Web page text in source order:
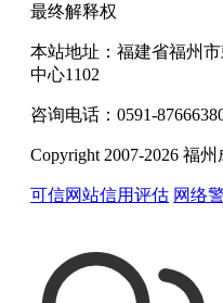
最终解释权
本站地址：福建省福州
中心1102
咨询电话：0591-
Copyright 2007-2026 福
可信网站信用评估 网络